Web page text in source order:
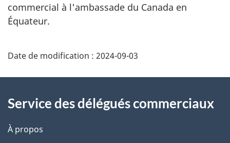
commercial à l'ambassade du Canada en
Équateur.
Additional
Information
Date de modification : 2024-09-03
Service des délégués commerciaux
À propos